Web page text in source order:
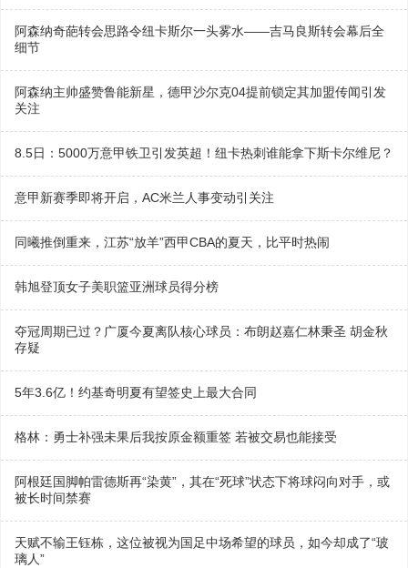
阿森纳奇葩转会思路令纽卡斯尔一头雾水——吉马良斯转会幕后全
细节
阿森纳主帅盛赞鲁能新星，德甲沙尔克04提前锁定其加盟传闻引发
关注
8.5日：5000万意甲铁卫引发英超！纽卡热刺谁能拿下斯卡尔维尼？
意甲新赛季即将开启，AC米兰人事变动引关注
同曦推倒重来，江苏“放羊”西甲CBA的夏天，比平时热闹
韩旭登顶女子美职篮亚洲球员得分榜
夺冠周期已过？广厦今夏离队核心球员：布朗赵嘉仁林秉圣 胡金秋
存疑
5年3.6亿！约基奇明夏有望签史上最大合同
格林：勇士补强未果后我按原金额重签 若被交易也能接受
阿根廷国脚帕雷德斯再“染黄”，其在“死球”状态下将球闷向对手，或
被长时间禁赛
天赋不输王钰栋，这位被视为国足中场希望的球员，如今却成了“玻
璃人”